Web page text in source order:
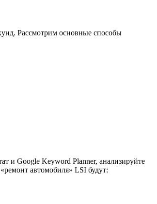
Рассмотрим основные способы
и Google Keyword Planner, анализируйте
автомобиля» LSI будут: